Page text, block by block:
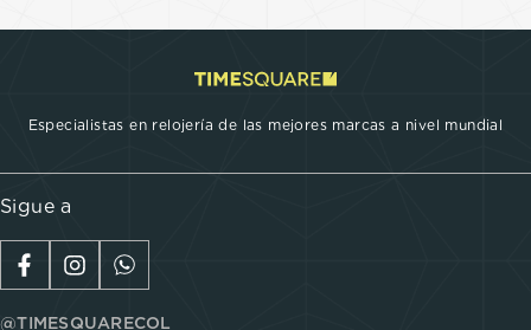
Especialistas en relojería de las mejores marcas a nivel mundial
Sigue a
@TIMESQUARECOL